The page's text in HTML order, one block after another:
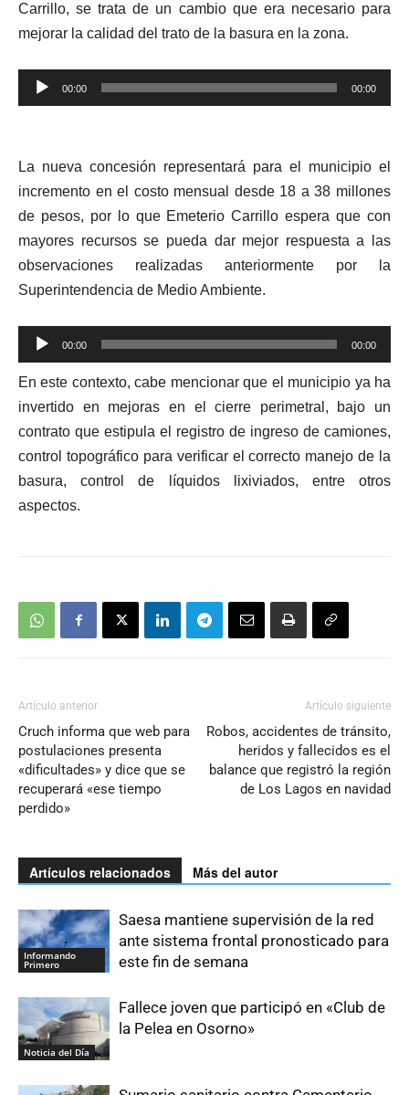
Carrillo, se trata de un cambio que era necesario para
mejorar la calidad del trato de la basura en la zona.
Reproductor
de
00:00 00:00
La nueva concesión representará para el municipio el
incremento en el costo mensual desde 18 a 38 millones
de pesos, por lo que Emeterio Carrillo espera que con
mayores recursos se pueda dar mejor respuesta a las
observaciones realizadas anteriormente por la
Superintendencia de Medio Ambiente.
Reproductor
de
audio
00:00 00:00
En este contexto, cabe mencionar que el municipio ya ha
invertido en mejoras en el cierre perimetral, bajo un
contrato que estipula el registro de ingreso de camiones,
control topográfico para verificar el correcto manejo de la
basura, control de líquidos lixiviados, entre otros
aspectos.
Artículo anterior
Cruch informa que web para
postulaciones presenta
«dificultades» y dice que se
recuperará «ese tiempo
perdido»
Artículo siguiente
Robos, accidentes de tránsito,
heridos y fallecidos es el
balance que registró la región
de Los Lagos en navidad
Artículos relacionados Más del autor
Informando
Primero
Saesa mantiene supervisión de la red
ante sistema frontal pronosticado para
este fin de semana
Noticia del Día
Fallece joven que participó en «Club de
la Pelea en Osorno»